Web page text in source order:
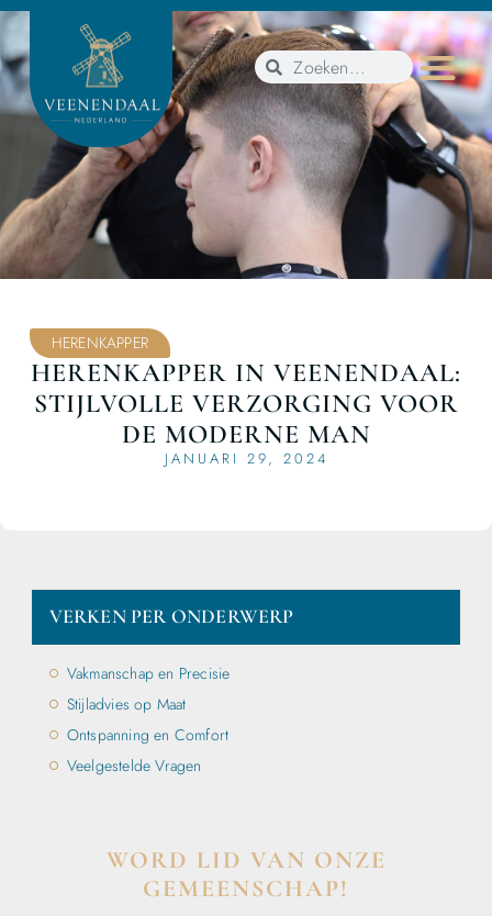
HERENKAPPER
HERENKAPPER IN VEENENDAAL:
STIJLVOLLE VERZORGING VOOR
DE MODERNE MAN
JANUARI 29, 2024
VERKEN PER ONDERWERP
Vakmanschap en Precisie
Stijladvies op Maat
Ontspanning en Comfort
Veelgestelde Vragen
WORD LID VAN ONZE
GEMEENSCHAP!